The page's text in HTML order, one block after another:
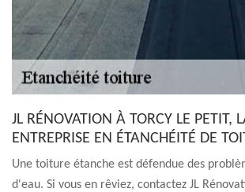
JL RÉNOVATION À TORCY LE PETIT,
ENTREPRISE EN ÉTANCHÉITÉ DE
Une toiture étanche est défendue des
d'eau. Si vous en rêviez, contactez JL